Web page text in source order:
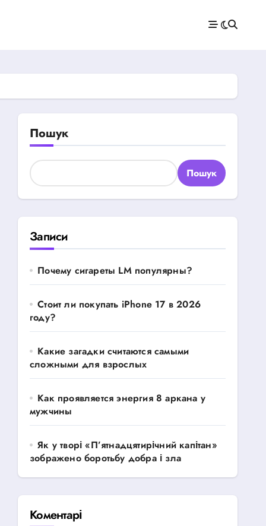
Пошук
Пошук
Записи
Почему сигареты LM популярны?
Стоит ли покупать iPhone 17 в 2026
году?
Какие загадки считаются самыми
сложными для взрослых
Как проявляется энергия 8 аркана у
мужчины
Як у творі «П’ятнадцятирічний капітан»
зображено боротьбу добра і зла
Коментарі